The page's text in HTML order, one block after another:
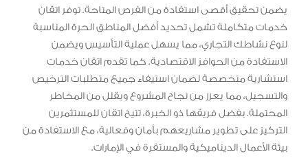
يضمن تحقيق أقصى استفادة من الفرص المتاحة. توفر اتقان
خدمات متكاملة تشمل تحديد أفضل المناطق الحرة المناسبة
لنوع نشاطك التجاري، مما يسهل عملية التأسيس ويضمن
الاستفادة من الحوافز الاقتصادية. كما تقدم اتقان خدمات
استشارية متخصصة لضمان استيفاء جميع متطلبات الترخيص
والتسجيل، مما يعزز من نجاح المشروع ويقلل من المخاطر
المحتملة. بفضل فريقها ذو الخبرة، تتيح اتقان للمستثمرين
التركيز على تطوير مشاريعهم بأمان وفعالية، مع الاستفادة من
بيئة الأعمال الديناميكية والمستقرة في الإمارات.